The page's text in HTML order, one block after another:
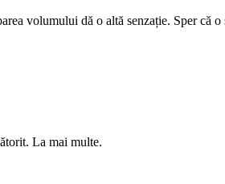
volumului dă o altă senzație. Sper că
La mai multe.